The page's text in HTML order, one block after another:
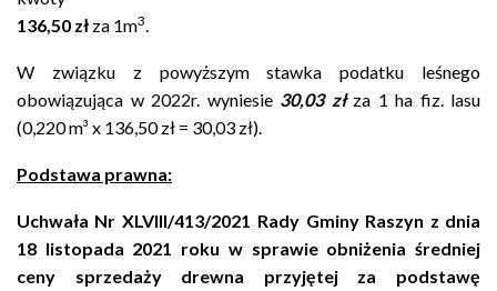
136,50 zł za 1m3
W związku z powyższym stawka podatku leśnego
obowiązująca w 2022r. wyniesie 30,03 złza 1 ha fiz. lasu
(0,220 m³ x 136,50 zł = 30,03 zł).
Podstawa prawna:
Uchwała Nr XLVIII/413/2021 Rady Gminy Raszyn z dnia
18 listopada 2021 roku w sprawie obniżenia średniej
ceny sprzedaży drewna przyjętej za podstawę